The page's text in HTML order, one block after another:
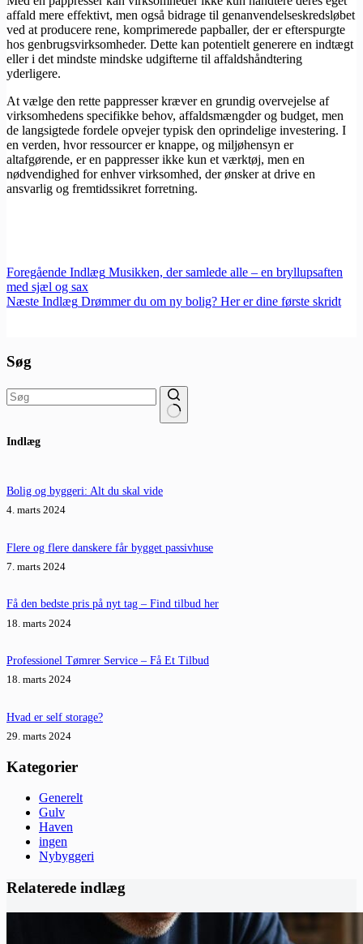
affald mere effektivt, men også bidrage til genanvendelseskredsløbet
ved at producere rene, komprimerede papballer, der er efterspurgte
hos genbrugsvirksomheder. Dette kan potentielt generere en indtægt
eller i det mindste mindske udgifterne til affaldshåndtering
yderligere.
At vælge den rette pappresser kræver en grundig overvejelse af
virksomhedens specifikke behov, affaldsmængder og budget, men
de langsigtede fordele opvejer typisk den oprindelige investering. I
en verden, hvor ressourcer er knappe, og miljøhensyn er
altafgørende, er en pappresser ikke kun et værktøj, men en
nødvendighed for enhver virksomhed, der ønsker at drive en
ansvarlig og fremtidssikret forretning.
Foregående Indlæg Musikken, der samlede alle – en bryllupsaften
med sjæl og sax
Næste Indlæg Drømmer du om ny bolig? Her er dine første skridt
Søg
resultater
Indlæg
Bolig og byggeri: Alt du skal vide
4. marts 2024
Flere og flere danskere får bygget passivhuse
7. marts 2024
Få den bedste pris på nyt tag – Find tilbud her
18. marts 2024
Professionel Tømrer Service – Få Et Tilbud
18. marts 2024
Hvad er self storage?
29. marts 2024
Kategorier
Generelt
Gulv
Haven
ingen
Nybyggeri
Relaterede indlæg